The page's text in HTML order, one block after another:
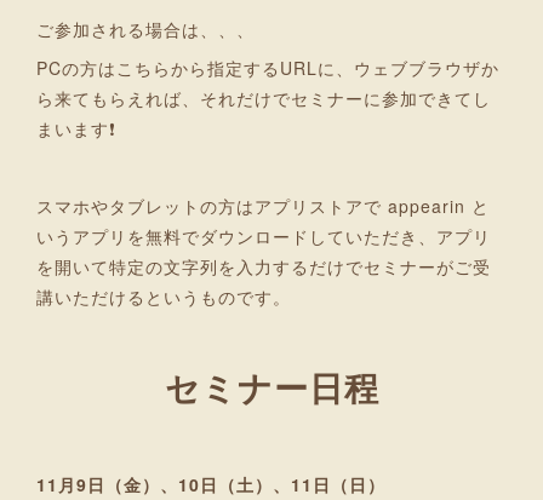
ご参加される場合は、、、
PCの方はこちらから指定するURLに、ウェブブラウザか
ら来てもらえれば、それだけでセミナーに参加できてし
まいます❗
スマホやタブレットの方はアプリストアで appearin と
いうアプリを無料でダウンロードしていただき、アプリ
を開いて特定の文字列を入力するだけでセミナーがご受
講いただけるというものです。
セミナー日程
11月9日（金）、10日（土）、11日（日）